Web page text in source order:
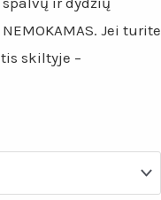
Jei turite
skiltyje –